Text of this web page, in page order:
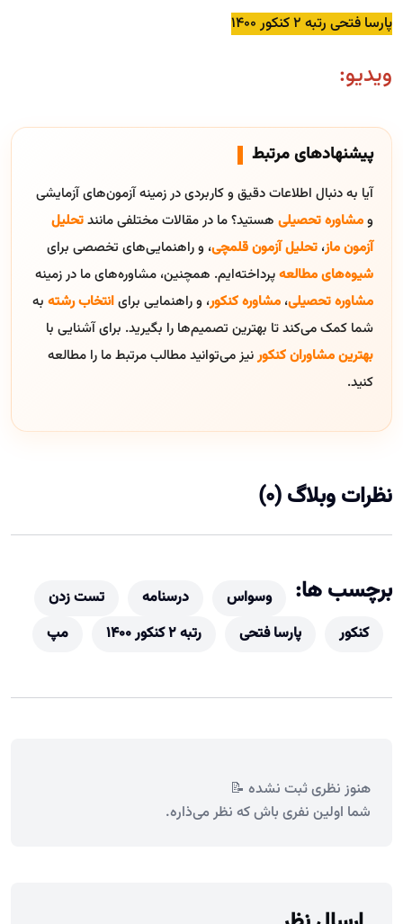
پارسا فتحی رتبه ۲ کنکور ۱۴۰۰
ویدیو:
پیشنهادهای مرتبط
آیا به دنبال اطلاعات دقیق و کاربردی در زمینه آزمون‌های آزمایشی
ومشاوره تحصیلی هستید؟ ما در مقالات مختلفی مانندتحلیل
آزمون ماز، تحلیل آزمون قلمچی، و راهنمایی‌های تخصصی برای
شیوه‌های مطالعهپرداخته‌ایم. همچنین، مشاوره‌های ما در زمینه
مشاوره تحصیلی، مشاوره کنکور، و راهنمایی برایانتخاب رشته به
شما کمک می‌کند تا بهترین تصمیم‌ها را بگیرید. برای آشنایی با
بهترین مشاوران کنکورنیز می‌توانید مطالب مرتبط ما را مطالعه
کنید.
نظرات وبلاگ (0)
برچسب ها: وسواس درسنامه
تست زدن
کنکور
پارسا فتحی رتبه ۲ کنکور ۱۴۰۰ مپ
هنوز نظری ثبت نشده 📝
شما اولین نفری باش که نظر می‌ذاره.